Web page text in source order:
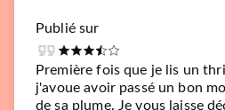
Publié sur
Première fois que je lis un
j'avoue avoir passé un bon
de sa plume. Je vous laisse